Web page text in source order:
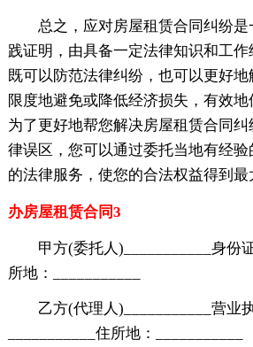
总之，应对房屋租赁合同纠纷
践证明，由具备一定法律知识和工作
既可以防范法律纠纷，也可以更好
限度地避免或降低经济损失，有效地
为了更好地帮您解决房屋租赁合同
律误区，您可以通过委托当地有经
的法律服务，使您的合法权益得到最
办房屋租赁合同3
甲方(委托人)___________身份
所地：___________
乙方(代理人)___________营业
___________住所地：___________